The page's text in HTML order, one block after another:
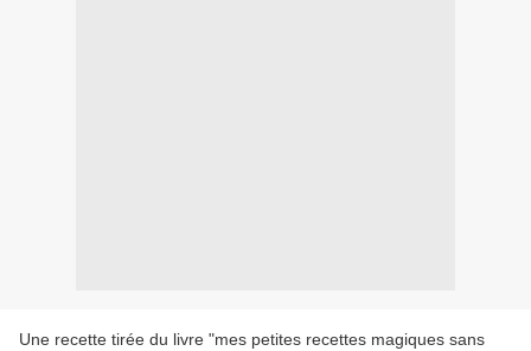
Une recette tirée du livre "mes petites recettes magiques sans